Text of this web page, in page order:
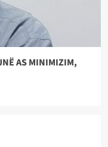
AS MINIMIZIM,